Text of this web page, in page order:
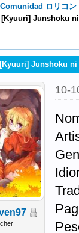
ロリコン
[Kyuuri] Junshoku
[Kyuuri] Junshoku ni
10-